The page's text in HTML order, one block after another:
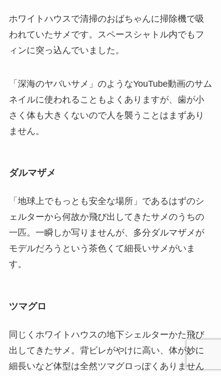
ホワイトハウスで清掃のおばちゃんに掃除機で吸
われていたサメです。スペースシャトル内でもフ
ィンに突っ込んでいました。
「深海のヤバいサメ」のようなYouTube動画のサム
ネイルに使われることもよくありますが、歯が小
さく体も大きくないので人を襲うことはまずあり
ません。
ダルマザメ
「地球上でもっとも安全な場所」であるはずのシ
ェルターから何故か飛び出してきたサメのうちの
一匹。一瞬しか写りませんが、多分ダルマザメが
モデルだろうという茶色くて細長いサメがいま
す。
ツマグロ
同じくホワイトハウスの地下シェルターかた飛び
出してきたサメ。背ビレがやけに高い、体が妙に
細長いなど体型は全然ツマグロっぽくありません